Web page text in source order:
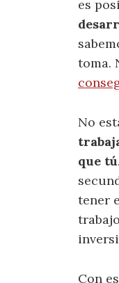
es
toma.
No
que tú
tener
Con